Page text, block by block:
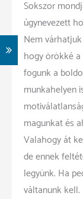
Sokszor
úgynevezett
Nem
hogy örökké
fogunk a
munkahelyen
magunkat és
Valahogy át
de ennek
legyünk. Ha
váltanunk kell.